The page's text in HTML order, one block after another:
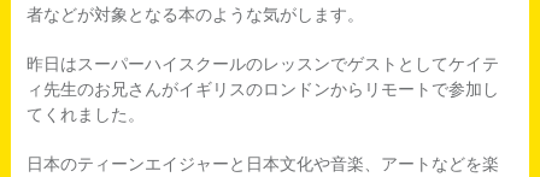
者などが対象となる本のような気がします。
昨日はスーパーハイスクールのレッスンでゲストとしてケイテ
ィ先生のお兄さんがイギリスのロンドンからリモートで参加し
てくれました。
日本のティーンエイジャーと日本文化や音楽、アートなどを楽